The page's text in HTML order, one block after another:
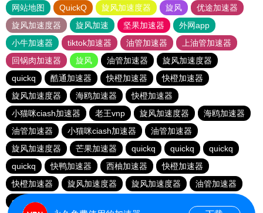
网站地图 QuickQ 旋风加速度器 旋风
优途加速器
旋风加速度器
旋风加速 坚果加速器
外网app
小牛加速器
tiktok加速器 油管加速器
上油管加速器
回锅肉加速器
旋风 油管加速器
旋风加速度器
quickq
酷通加速器 快橙加速器
快橙加速器
旋风加速度器
海鸥加速器
快橙加速器
小猫咪ciash加速器
老王vnp 旋风加速度器
海鸥加速器
油管加速器
小猫咪ciash加速器
油管加速器
旋风加速度器
芒果加速器 quickq quickq
quickq
quickq
快鸭加速器 西柚加速器
快橙加速器
快橙加速器
旋风加速度器 旋风加速度器
油管加速器
quickq